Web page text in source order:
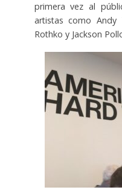
primera vez al
artistas como Andy
Rothko y Jackson